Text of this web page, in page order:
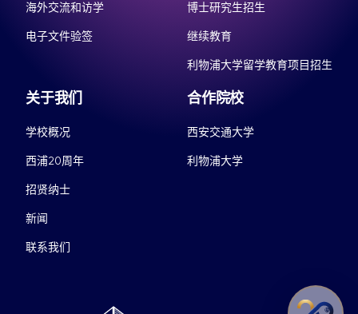
海外交流和访学
电子文件验签
博士研究生招生
继续教育
利物浦大学留学教育项目招生
关于我们
学校概况
西浦20周年
招贤纳士
新闻
联系我们
合作院校
西安交通大学
利物浦大学